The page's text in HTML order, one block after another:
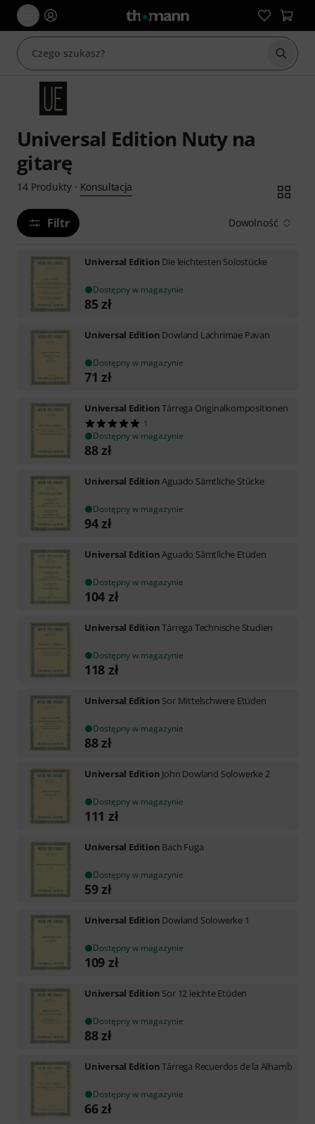
Universal Edition Nuty na
gitarę
14 Produkty· Konsultacja
Filtr Dowolność
Universal Edition Die leichtesten Solostücke
Dostępny w magazynie
85zł
Universal Edition Dowland Lachrimae Pavan
Dostępny w magazynie
71 zł
Universal EditionTárrega Originalkompositionen
1
Dostępny w magazynie
88zł
Universal EditionAguado Sämtliche Stücke
Dostępny w magazynie
94zł
Universal EditionAguado Sämtliche Etüden
Dostępny w magazynie
104 zł
Universal EditionTárrega Technische Studien
Dostępny w magazynie
118 zł
Universal Edition Sor Mittelschwere Etüden
Dostępny w magazynie
88zł
Universal Edition John Dowland Solowerke 2
Dostępny w magazynie
111 zł
Universal Edition Bach Fuga
Dostępny w magazynie
59zł
Universal Edition Dowland Solowerke 1
Dostępny w magazynie
109 zł
Universal Edition Sor 12 leichte Etüden
Dostępny w magazynie
88zł
Universal EditionTárrega Recuerdos de la Alhamb
Dostępny w magazynie
66zł